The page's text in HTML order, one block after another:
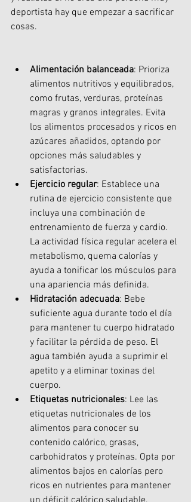
deportista hay que empezar a sacrificar
cosas.
Alimentación balanceada: Prioriza
alimentos nutritivos y equilibrados,
como frutas, verduras, proteínas
magras y granos integrales. Evita
los alimentos procesados y ricos en
azúcares añadidos, optando por
opciones más saludables y
satisfactorias.
Ejercicio regular: Establece una
rutina de ejercicio consistente que
incluya una combinación de
entrenamiento de fuerza y cardio.
La actividad física regular acelera el
metabolismo, quema calorías y
ayuda a tonificar los músculos para
una apariencia más definida.
Hidratación adecuada: Bebe
suficiente agua durante todo el día
para mantener tu cuerpo hidratado
y facilitar la pérdida de peso. El
agua también ayuda a suprimir el
apetito y a eliminar toxinas del
cuerpo.
Etiquetas nutricionales: Lee las
etiquetas nutricionales de los
alimentos para conocer su
contenido calórico, grasas,
carbohidratos y proteínas. Opta por
alimentos bajos en calorías pero
ricos en nutrientes para mantener